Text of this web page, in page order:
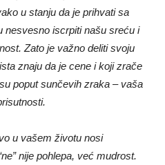
u stanju da je prihvati sa
nesvesno iscrpiti našu sreću i
Zato je važno deliti svoju
znaju da je cene i koji zrače
poput sunčevih zraka – vaša
u vašem životu nosi
nije pohlepa, već mudrost.